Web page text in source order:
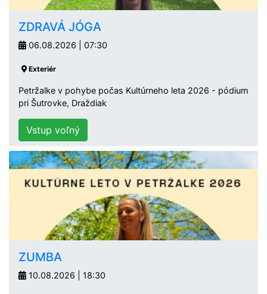
ZDRAVÁ JÓGA
06.08.2026 | 07:30
Exteriér
Petržalke v pohybe počas Kultúrneho leta 2026 - pódium
pri Šutrovke, Draždiak
Vstup voľný
ZUMBA
10.08.2026 | 18:30